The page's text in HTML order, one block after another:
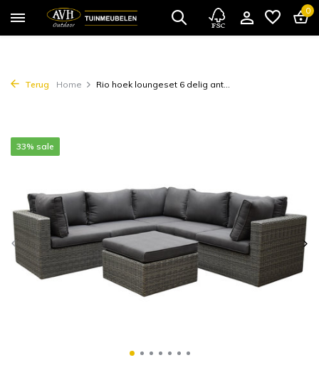
0
Terug Home Rio hoek loungeset 6 delig ant...
33% sale